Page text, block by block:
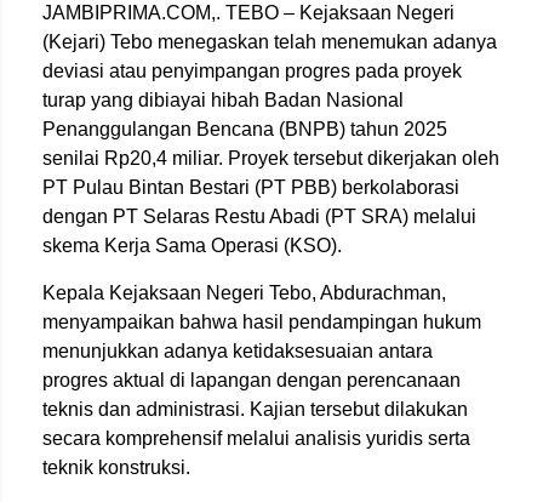
JAMBIPRIMA.COM,. TEBO – Kejaksaan Negeri
(Kejari) Tebo menegaskan telah menemukan adanya
deviasi atau penyimpangan progres pada proyek
turap yang dibiayai hibah Badan Nasional
Penanggulangan Bencana (BNPB) tahun 2025
senilai Rp20,4 miliar. Proyek tersebut dikerjakan oleh
PT Pulau Bintan Bestari (PT PBB) berkolaborasi
dengan PT Selaras Restu Abadi (PT SRA) melalui
skema Kerja Sama Operasi (KSO).
Kepala Kejaksaan Negeri Tebo, Abdurachman,
menyampaikan bahwa hasil pendampingan hukum
menunjukkan adanya ketidaksesuaian antara
progres aktual di lapangan dengan perencanaan
teknis dan administrasi. Kajian tersebut dilakukan
secara komprehensif melalui analisis yuridis serta
teknik konstruksi.